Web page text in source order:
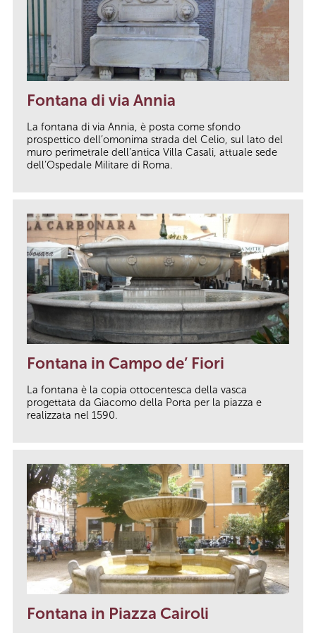
Fontana di via Annia
La fontana di via Annia, è posta come sfondo
prospettico dell’omonima strada del Celio, sul lato del
muro perimetrale dell’antica Villa Casali, attuale sede
dell’Ospedale Militare di Roma.
Fontana in Campo de’ Fiori
La fontana è la copia ottocentesca della vasca
progettata da Giacomo della Porta per la piazza e
realizzata nel 1590.
Fontana in Piazza Cairoli